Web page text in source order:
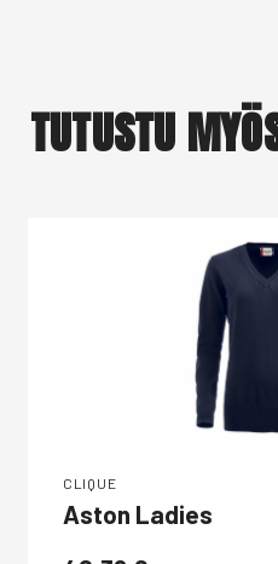
TUTUSTU
CLIQUE
Aston Ladies